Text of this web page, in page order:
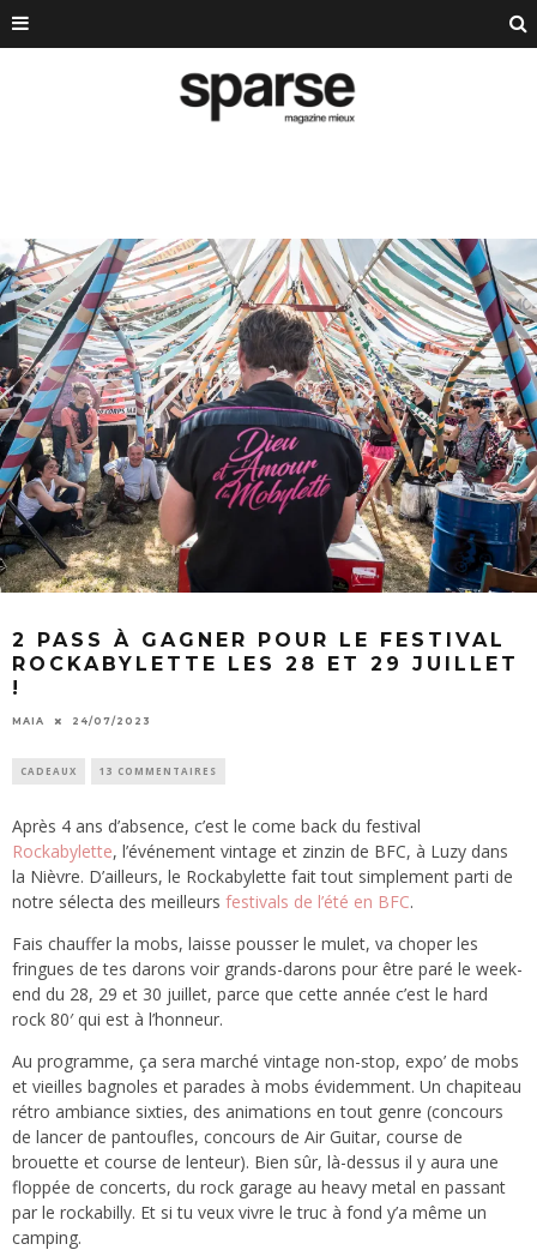
2 PASS À GAGNER POUR LE FESTIVAL
ROCKABYLETTE LES 28 ET 29 JUILLET
!
MAIA 24/07/2023
CADEAUX 13 COMMENTAIRES
Après 4 ans d’absence, c’est le come back du festival
Rockabylette, l’événement vintage et zinzin de BFC, à Luzy dans
la Nièvre. D’ailleurs, le Rockabylette fait tout simplement parti de
notre sélecta des meilleurs festivals de l’été en BFC.
Fais chauffer la mobs, laisse pousser le mulet, va choper les
fringues de tes darons voir grands-darons pour être paré le week-
end du 28, 29 et 30 juillet, parce que cette année c’est le hard
rock 80′ qui est à l’honneur.
Au programme, ça sera marché vintage non-stop, expo’ de mobs
et vieilles bagnoles et parades à mobs évidemment. Un chapiteau
rétro ambiance sixties, des animations en tout genre (concours
de lancer de pantoufles, concours de Air Guitar, course de
brouette et course de lenteur). Bien sûr, là-dessus il y aura une
floppée de concerts, du rock garage au heavy metal en passant
par le rockabilly. Et si tu veux vivre le truc à fond y’a même un
camping.